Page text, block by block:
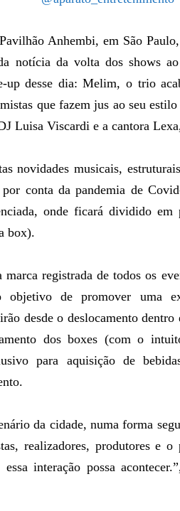
Anhembi, em São
notícia da volta dos shows
up desse dia: Melim, o trio
que fazem jus ao seu
Luisa Viscardi e a cantora
novidades musicais,
conta da pandemia de
onde ficará dividido em
box).
registrada de todos os
de promover uma
desde o deslocamento
dos boxes (com o
para aquisição de
da cidade, numa forma
realizadores, produtores e
interação possa